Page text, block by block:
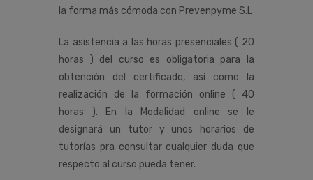
la forma más cómoda con Prevenpyme S.L
La asistencia a las horas presenciales ( 20
horas ) del curso es obligatoria para la
obtención del certificado, así como la
realización de la formación online ( 40
horas ). En la Modalidad online se le
designará un tutor y unos horarios de
tutorías pra consultar cualquier duda que
respecto al curso pueda tener.